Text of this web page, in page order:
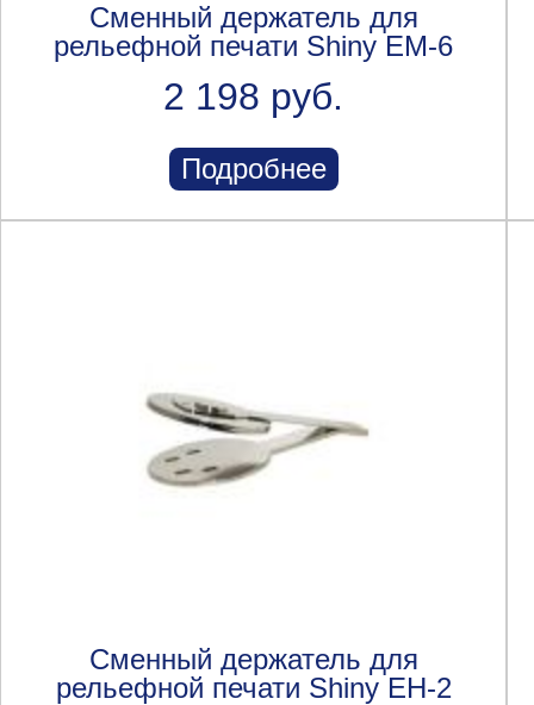
Сменный держатель для
рельефной печати Shiny EM-6
2 198 руб.
Подробнее
Сменный держатель для
рельефной печати Shiny EH-2